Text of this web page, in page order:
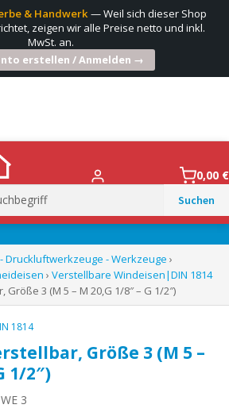
& Handwerk— Weil sich dieser Shop
zeigen wir alle Preise netto und inkl.
MwSt. an.
erstellen / Anmelden →
0,00 €
Druckluftwerkzeuge - Werkzeuge ›
› Verstellbare Windeisen|DIN 1814
3 (M 5 – M 20,G 1/8″ – G 1/2″)
1814
Größe 3 (M 5 –
1/2″)
3